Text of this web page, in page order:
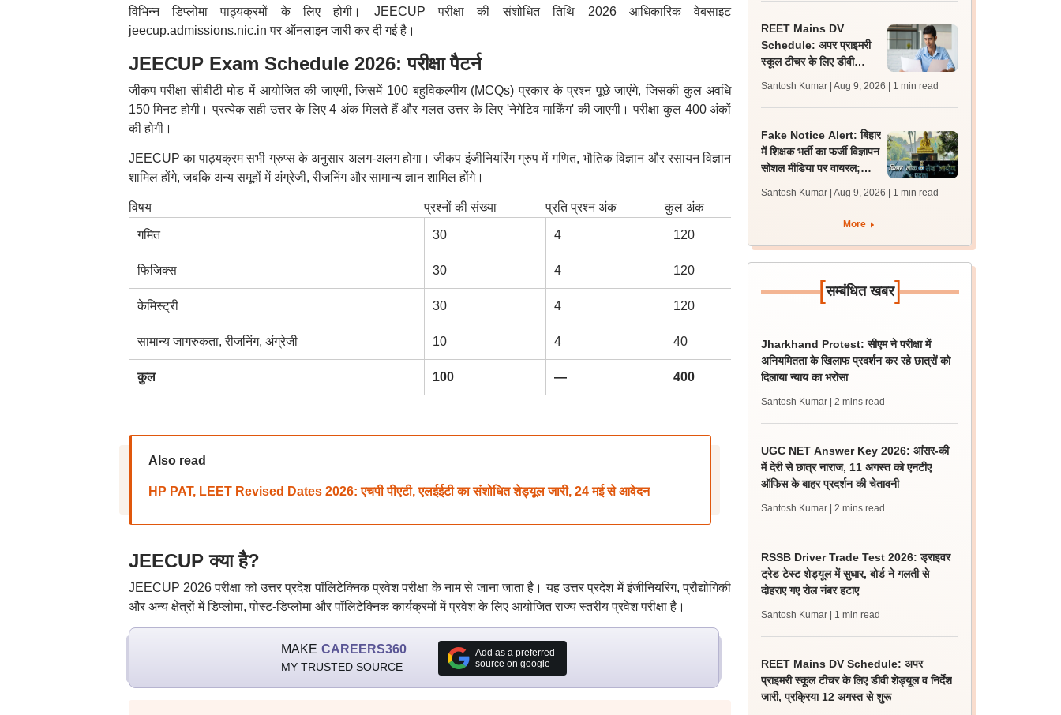
विभिन्न डिप्लोमा पाठ्यक्रमों के लिए होगी। JEECUP परीक्षा की संशोधित तिथि 2026 आधिकारिक वेबसाइट
jeecup.admissions.nic.in पर ऑनलाइन जारी कर दी गई है।
JEECUP Exam Schedule 2026: परीक्षा पैटर्न
जीकप परीक्षा सीबीटी मोड में आयोजित की जाएगी, जिसमें 100 बहुविकल्पीय (MCQs) प्रकार के प्रश्न पूछे जाएंगे, जिसकी कुल अवधि
150 मिनट होगी। प्रत्येक सही उत्तर के लिए 4 अंक मिलते हैं और गलत उत्तर के लिए 'नेगेटिव मार्किंग' की जाएगी। परीक्षा कुल 400 अंकों
की होगी।
JEECUP का पाठ्यक्रम सभी ग्रुप्स के अनुसार अलग-अलग होगा। जीकप इंजीनियरिंग ग्रुप में गणित, भौतिक विज्ञान और रसायन विज्ञान
शामिल होंगे, जबकि अन्य समूहों में अंग्रेजी, रीजनिंग और सामान्य ज्ञान शामिल होंगे।
विषय प्रश्नों की संख्या प्रति प्रश्न अंक कुल अंक
गमित 30 4 120
फिजिक्स 30 4 120
केमिस्ट्री 30 4 120
सामान्य जागरुकता, रीजनिंग, अंग्रेजी 10 4 40
कुल 100 — 400
Also read
HP PAT, LEET Revised Dates 2026: एचपी पीएटी, एलईईटी का संशोधित शेड्यूल जारी, 24 मई से आवेदन
JEECUP क्या है?
JEECUP 2026 परीक्षा को उत्तर प्रदेश पॉलिटेक्निक प्रवेश परीक्षा के नाम से जाना जाता है। यह उत्तर प्रदेश में इंजीनियरिंग, प्रौद्योगिकी
और अन्य क्षेत्रों में डिप्लोमा, पोस्ट-डिप्लोमा और पॉलिटेक्निक कार्यक्रमों में प्रवेश के लिए आयोजित राज्य स्तरीय प्रवेश परीक्षा है।
MAKE CAREERS360
MY TRUSTED SOURCE
Add as a preferred
source on google
REET Mains DV
Schedule: अपर प्राइमरी
स्कूल टीचर के लिए डीवी
प्रक्रिया 12 अगस्त से शुरू
Santosh Kumar | Aug 9, 2026 | 1 min read
Fake Notice Alert: बिहार
में शिक्षक भर्ती का फर्जी विज्ञापन
सोशल मीडिया पर वायरल;
Santosh Kumar | Aug 9, 2026 | 1 min read
More
[सम्बंधित खबर]
Jharkhand Protest: सीएम ने परीक्षा में
अनियमितता के खिलाफ प्रदर्शन कर रहे छात्रों को
दिलाया न्याय का भरोसा
Santosh Kumar | 2 mins read
UGC NET Answer Key 2026: आंसर-की
में देरी से छात्र नाराज, 11 अगस्त को एनटीए
ऑफिस के बाहर प्रदर्शन की चेतावनी
Santosh Kumar | 2 mins read
RSSB Driver Trade Test 2026: ड्राइवर
ट्रेड टेस्ट शेड्यूल में सुधार, बोर्ड ने गलती से
दोहराए गए रोल नंबर हटाए
Santosh Kumar | 1 min read
REET Mains DV Schedule: अपर
प्राइमरी स्कूल टीचर के लिए डीवी शेड्यूल व निर्देश
जारी, प्रक्रिया 12 अगस्त से शुरू